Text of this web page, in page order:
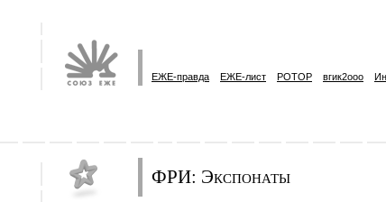
ЕЖЕ-правда ЕЖЕ-лист РОТОР вгик2ooo
ФРИ: Экспонаты